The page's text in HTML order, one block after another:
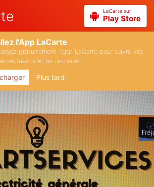
LaCarte sur
Play Store
l'App LaCarte
gratuitement l'app LaCarte pour suivre vos
favoris et ne rien rater !
Plus tard